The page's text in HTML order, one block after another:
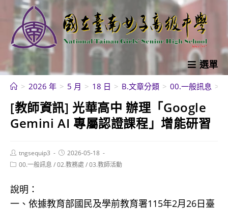
內
選單
> 2026 年 > 5 月 > 18 日 > B.文章分類 > 00.一般訊息 >
[教師資訊] 光華高中 辦理「Google
Gemini AI 專屬認證課程」增能研習
Post
author:
tngsequip3
Post
published:
2026-05-18
Post00.一般訊息 /02.教務處 /03.教師活動
說明：
一、依據教育部國民及學前教育署115年2月26日臺